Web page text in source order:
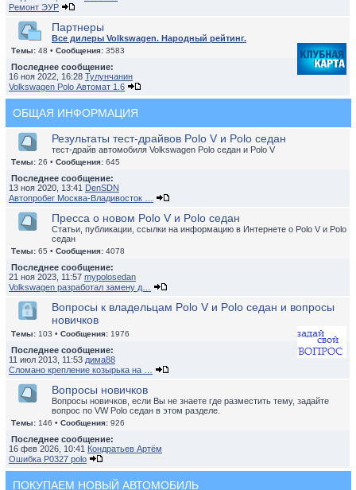
Ремонт ЭУР
Партнеры
Все дилеры Volkswagen. Народный рейтинг.
Темы: 48 • Сообщения: 3583
Последнее сообщение:
16 ноя 2022, 16:28 Тулунчанин
Volkswagen Polo Автомат 1.6
ОБЩАЯ ИНФОРМАЦИЯ
Результаты тест-драйвов Polo V и Polo седан
тест-драйв автомобиля Volkswagen Polo седан и Polo V
Темы: 26 • Сообщения: 645
Последнее сообщение:
13 ноя 2020, 13:41 DenSDN
Автопробег Москва-Владивосток …
Пресса о новом Polo V и Polo седан
Статьи, публикации, ссылки на информацию в Интернете о Polo V и Polo
седан
Темы: 65 • Сообщения: 4078
Последнее сообщение:
21 ноя 2023, 11:57 mypolosedan
Volkswagen разработал замену д…
Вопросы к владельцам Polo V и Polo седан и вопросы
новичков
Темы: 103 • Сообщения: 1976
Последнее сообщение:
11 июл 2013, 11:53 дима88
Сломано крепление козырька на …
Вопросы новичков
Вопросы новичков, если Вы не знаете где разместить тему, задайте
вопрос по VW Polo седан в этом разделе.
Темы: 146 • Сообщения: 926
Последнее сообщение:
16 фев 2026, 10:41 Кондратьев Артём
Ошибка P0327 polo
ПОКУПАЕМ НОВЫЙ АВТОМОБИЛЬ